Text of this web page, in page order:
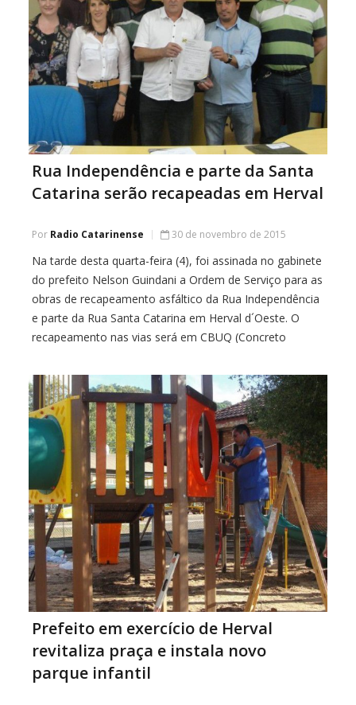
Rua Independência e parte da Santa
Catarina serão recapeadas em Herval
Por Radio Catarinense 30 de novembro de 2015
Na tarde desta quarta-feira (4), foi assinada no gabinete
do prefeito Nelson Guindani a Ordem de Serviço para as
obras de recapeamento asfáltico da Rua Independência
e parte da Rua Santa Catarina em Herval d´Oeste. O
recapeamento nas vias será em CBUQ (Concreto
serviços de limpeza da rua, reperfilagem, […]
Prefeito em exercício de Herval
revitaliza praça e instala novo
parque infantil